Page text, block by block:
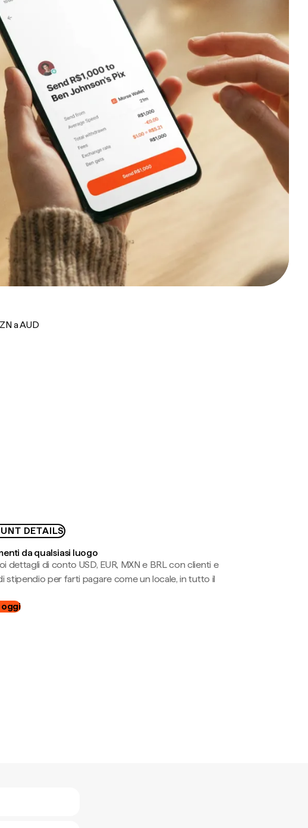
a AUD
DETAILS
da qualsiasi luogo
dettagli di conto USD, EUR, MXN e BRL con clienti e
stipendio per farti pagare come un locale, in tutto il